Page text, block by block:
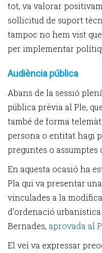
tot, va valorar
sol·licitud de suport
tampoc no hem vist
per implementar
Audiència pública
Abans de la sessió
pública prèvia al Ple,
també de forma
persona o entitat hagi
preguntes o assumptes
En aquesta ocasió ha
Pla qui va presentar
vinculades a la
d’ordenació
Bernades, aprovada al
El veí va expressar